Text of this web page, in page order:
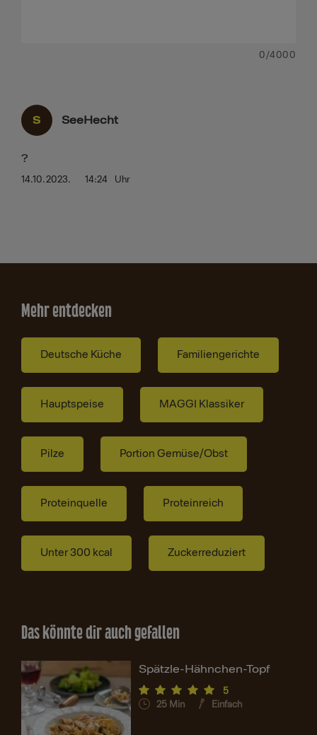
0 /4000
S SeeHecht
14.10.2023. 14:24 Uhr
?
Mehr entdecken
Deutsche Küche Familiengerichte
Hauptspeise MAGGI Klassiker
Pilze Portion Gemüse/Obst
Proteinquelle Proteinreich
Unter 300 kcal Zuckerreduziert
Das könnte dir auch gefallen
Spätzle-Hähnchen-Topf
5
25 Min Einfach